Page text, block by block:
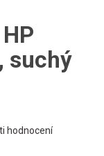
suchý
hodnocení